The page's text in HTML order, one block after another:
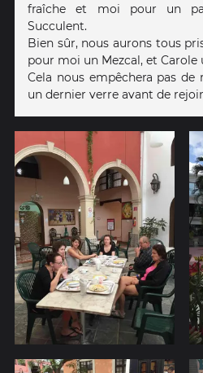
fraîche et moi pour un
Succulent.
Bien sûr, nous aurons tous
pour moi un Mezcal, et Carole
Cela nous empêchera pas
un dernier verre avant de